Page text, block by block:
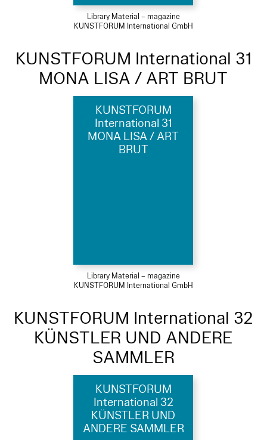
Library Material – magazine
KUNSTFORUM International GmbH
KUNSTFORUM International 31
MONA LISA / ART BRUT
KUNSTFORUM
International 31
MONA LISA / ART
BRUT
Library Material – magazine
KUNSTFORUM International GmbH
KUNSTFORUM International 32
KÜNSTLER UND ANDERE
SAMMLER
KUNSTFORUM
International 32
KÜNSTLER UND
ANDERE SAMMLER